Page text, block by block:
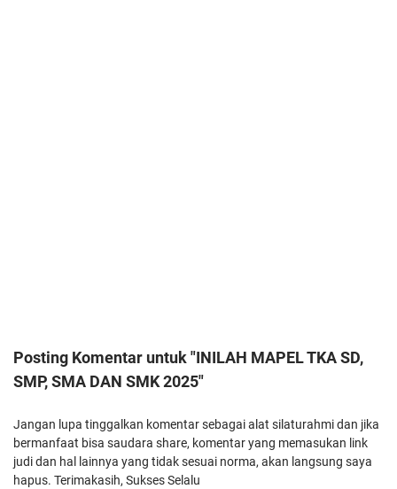
Posting Komentar untuk "INILAH MAPEL TKA SD,
SMP, SMA DAN SMK 2025"
Jangan lupa tinggalkan komentar sebagai alat silaturahmi dan jika
bermanfaat bisa saudara share, komentar yang memasukan link
judi dan hal lainnya yang tidak sesuai norma, akan langsung saya
hapus. Terimakasih, Sukses Selalu